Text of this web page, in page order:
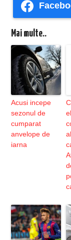
Mai multe..
Acusi incepe
sezonul de
cumparat
anvelope de
iarna